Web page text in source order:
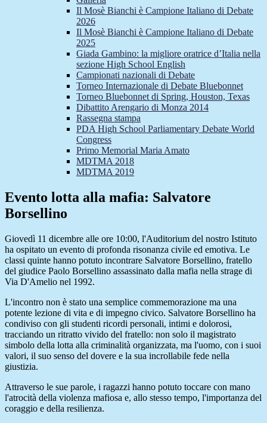
Il Mosè Bianchi è Campione Italiano di Debate
2026
Il Mosè Bianchi è Campione Italiano di Debate
2025
Giada Gambino: la migliore oratrice d’Italia nella
sezione High School English
Campionati nazionali di Debate
Torneo Internazionale di Debate Bluebonnet
Torneo Bluebonnet di Spring, Houston, Texas
Dibattito Arengario di Monza 2014
Rassegna stampa
PDA High School Parliamentary Debate World
Congress
Primo Memorial Maria Amato
MDTMA 2018
MDTMA 2019
Evento lotta alla mafia: Salvatore
Borsellino
Giovedì 11 dicembre alle ore 10:00, l'Auditorium del nostro Istituto
ha ospitato un evento di profonda risonanza civile ed emotiva. Le
classi quinte hanno potuto incontrare Salvatore Borsellino, fratello
del giudice Paolo Borsellino assassinato dalla mafia nella strage di
Via D'Amelio nel 1992.
L'incontro non è stato una semplice commemorazione ma una
potente lezione di vita e di impegno civico. Salvatore Borsellino ha
condiviso con gli studenti ricordi personali, intimi e dolorosi,
tracciando un ritratto vivido del fratello: non solo il magistrato
simbolo della lotta alla criminalità organizzata, ma l'uomo, con i suoi
valori, il suo senso del dovere e la sua incrollabile fede nella
giustizia.
Attraverso le sue parole, i ragazzi hanno potuto toccare con mano
l'atrocità della violenza mafiosa e, allo stesso tempo, l'importanza del
coraggio e della resilienza.